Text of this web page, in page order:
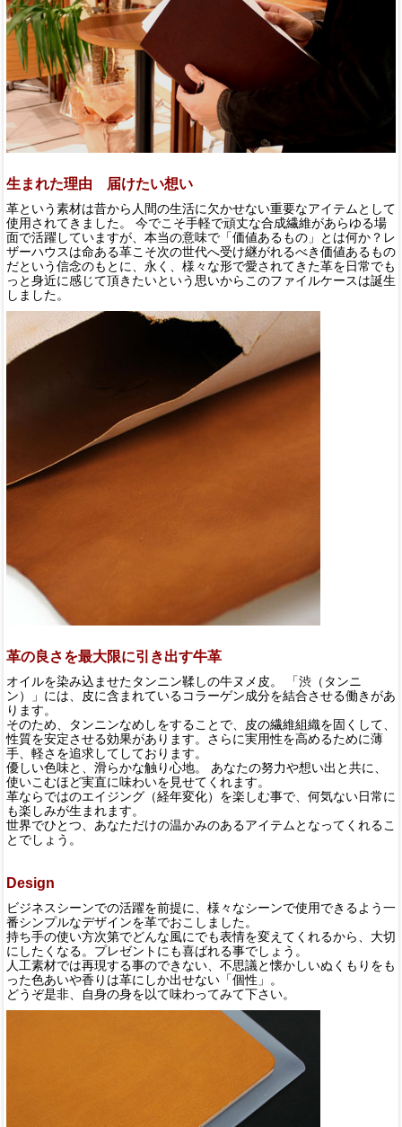
生まれた理由 届けたい想い
革という素材は昔から人間の生活に欠かせない重要なアイテムとして
使用されてきました。 今でこそ手軽で頑丈な合成繊維があらゆる場
面で活躍していますが、本当の意味で「価値あるもの」とは何か？レ
ザーハウスは命ある革こそ次の世代へ受け継がれるべき価値あるもの
だという信念のもとに、永く、様々な形で愛されてきた革を日常でも
っと身近に感じて頂きたいという思いからこのファイルケースは誕生
しました。
革の良さを最大限に引き出す牛革
オイルを染み込ませたタンニン鞣しの牛ヌメ皮。 「渋（タンニ
ン）」には、皮に含まれているコラーゲン成分を結合させる働きがあ
ります。
そのため、タンニンなめしをすることで、皮の繊維組織を固くして、
性質を安定させる効果があります。さらに実用性を高めるために薄
手、軽さを追求してしております。
優しい色味と、滑らかな触り心地。 あなたの努力や想い出と共に、
使いこむほど実直に味わいを見せてくれます。
革ならではのエイジング（経年変化）を楽しむ事で、何気ない日常に
も楽しみが生まれます。
世界でひとつ、あなただけの温かみのあるアイテムとなってくれるこ
とでしょう。
Design
ビジネスシーンでの活躍を前提に、様々なシーンで使用できるよう一
番シンプルなデザインを革でおこしました。
持ち手の使い方次第でどんな風にでも表情を変えてくれるから、大切
にしたくなる。プレゼントにも喜ばれる事でしょう。
人工素材では再現する事のできない、不思議と懐かしいぬくもりをも
った色あいや香りは革にしか出せない「個性」。
どうぞ是非、自身の身を以て味わってみて下さい。